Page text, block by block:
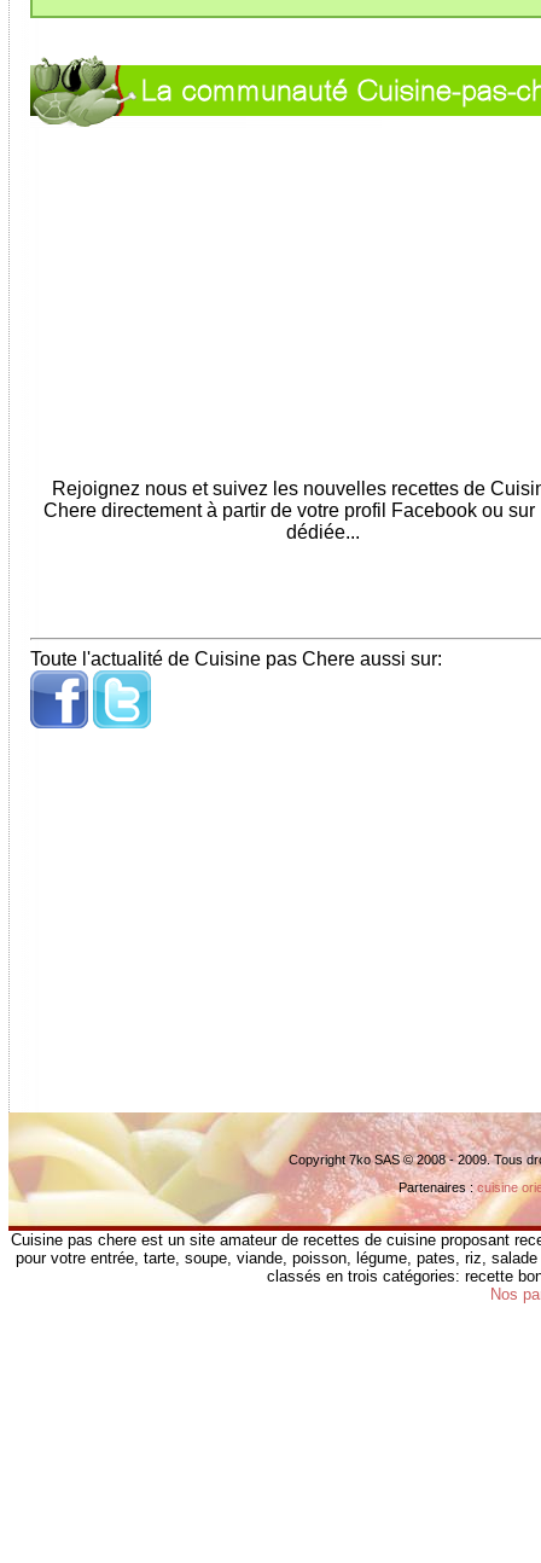
Rejoignez nous et suivez les nouvelles recettes de
Chere directement à partir de votre profil Facebook ou sur
dédiée...
Toute l'actualité de Cuisine pas Chere aussi sur:
Copyright 7ko SAS © 2008 - 2009. Tous
Partenaires :cuisine
Cuisine pas chere est un site amateur de recettes de cuisine proposant
pour votre entrée, tarte, soupe, viande, poisson, légume, pates, riz,
classés en trois catégories: recette
Nos